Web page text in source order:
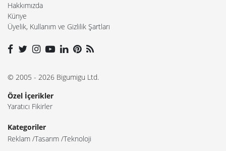
Hakkımızda
Künye
Üyelik, Kullanım ve Gizlilik Şartları
© 2005 - 2026 Bigumigu Ltd.
Özel İçerikler
Yaratıcı Fikirler
Kategoriler
Reklam Tasarım Teknoloji